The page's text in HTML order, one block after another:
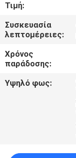
ΈΛΕΓΧΟΣ
ΜΑΣ
ΕΛΆΤΕ
ΕΠΑΦΉ
Τιμή:
Συσκευασία
λεπτομέρειες:
Χρόνος
παράδοσης:
Υψηλό φως: